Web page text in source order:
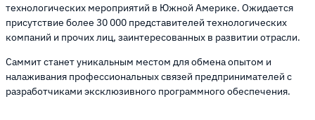
технологических мероприятий в Южной Америке. Ожидается
присутствие более 30 000 представителей технологических
компаний и прочих лиц, заинтересованных в развитии отрасли.
Саммит станет уникальным местом для обмена опытом и
налаживания профессиональных связей предпринимателей с
разработчиками эксклюзивного программного обеспечения.